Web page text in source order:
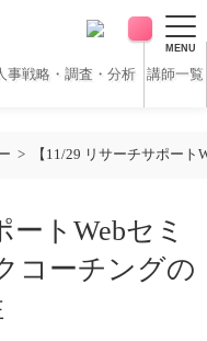
MENU
事戦略・調査・分析 講師一覧
ホワイトペーパー
導入実績
【11/29 リサーチサポー
ートWebセミ
コーチングの